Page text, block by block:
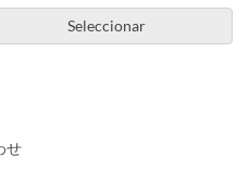
Seleccionar
せ